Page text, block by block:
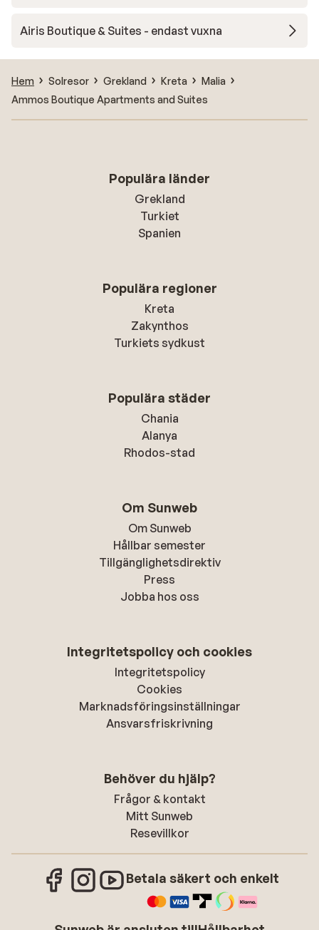
Airis Boutique & Suites - endast vuxna
Hem Solresor Grekland Kreta
Malia
Ammos Boutique Apartments and Suites
Populära länder
Grekland
Turkiet
Spanien
Populära regioner
Kreta
Zakynthos
Turkiets sydkust
Populära städer
Chania
Alanya
Rhodos-stad
Om Sunweb
Om Sunweb
Hållbar semester
Tillgänglighetsdirektiv
Press
Jobba hos oss
Integritetspolicy och cookies
Integritetspolicy
Cookies
Marknadsföringsinställningar
Ansvarsfriskrivning
Behöver du hjälp?
Frågor & kontakt
Mitt Sunweb
Resevillkor
Betala säkert och enkelt